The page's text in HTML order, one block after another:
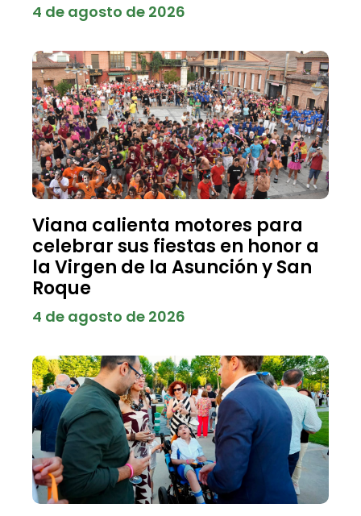
4 de agosto de 2026
Viana calienta motores para
celebrar sus fiestas en honor a
la Virgen de la Asunción y San
Roque
4 de agosto de 2026